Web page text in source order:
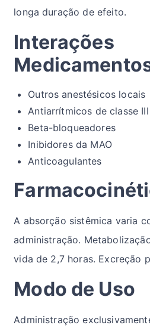
longa duração de efeito.
Interações
Outros anestésicos locais
Antiarrítmicos de classe III
Beta-bloqueadores
Inibidores da MAO
Anticoagulantes
A absorção sistêmica varia
administração.
vida de 2,7 horas. Excreção
Modo de Uso
Administração